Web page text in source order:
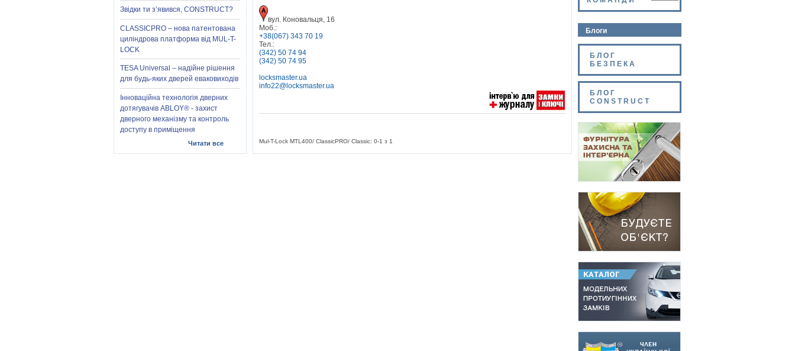
вул. Коновальця, 16
Моб.:
+38(067) 343 70 19
Тел.:
(342) 50 74 94
(342) 50 74 95
locksmaster.ua
info22@locksmaster.ua
Mul-T-Lock MTL400/ ClassicPRO/ Classic: 0-1 з 1
Блоги
БЛОГ
БЕЗПЕКА
БЛОГ
CONSTRUCT
Звідки ти з’явився, CONSTRUCT?
CLASSICPRO – нова патентована
циліндрова платформа від MUL-T-
LOCK
TESA Universal – надійне рішення
для будь-яких дверей еваковиходів
Інноваційна технологія дверних
дотягувачів ABLOY® - захист
дверного механізму та контроль
доступу в приміщення
Читати все